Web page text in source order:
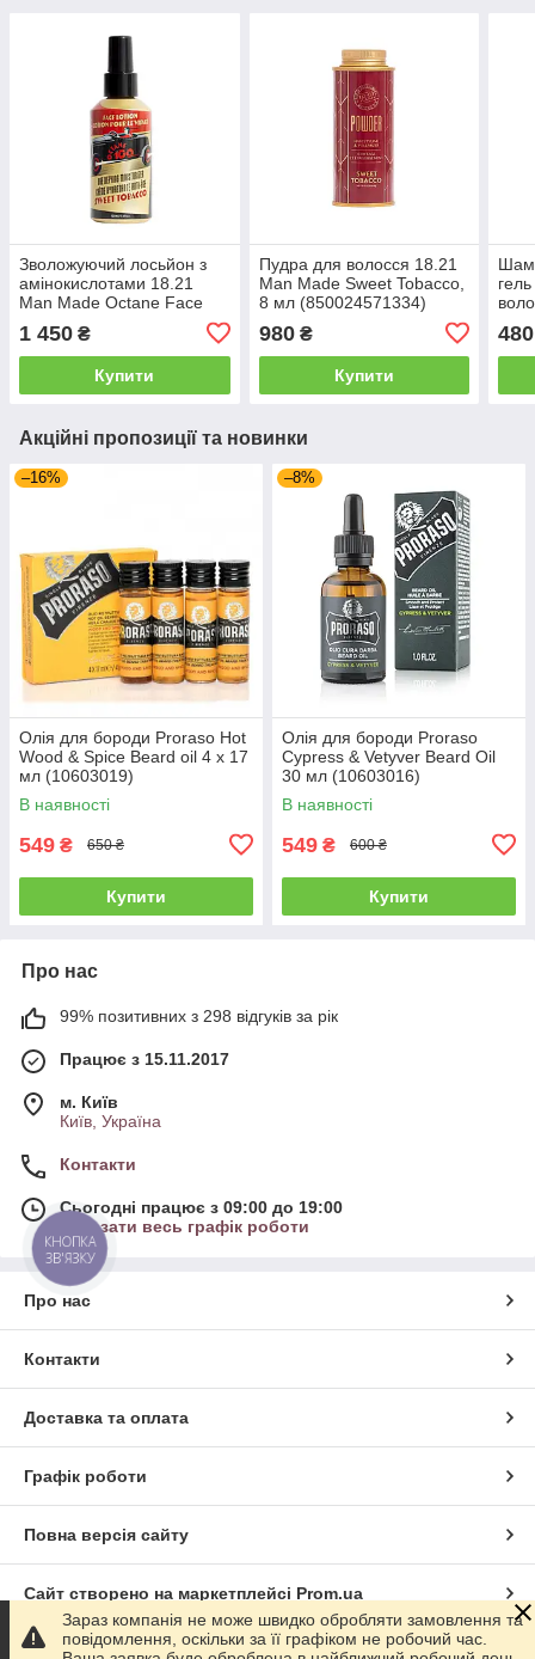
Зволожуючий лосьйон з
амінокислотами 18.21
Man Made Octane Face
Lotion Sweet Tobacco, 100
мл ( 850024571044)
1 450 ₴
Купити
Пудра для волосся 18.21
Man Made Sweet Tobacco,
8 мл (850024571334)
980₴
Купити
мл
480
Акційні пропозиції та новинки
–16%
Олія для бороди Proraso Hot
Wood & Spice Beard oil 4 х 17
мл (10603019)
В наявності
549 ₴ 650 ₴
Купити
–8%
Олія для бороди Proraso
Cypress & Vetyver Beard Oil
30 мл (10603016)
В наявності
549 ₴ 600 ₴
Купити
Про нас
99% позитивних з 298 відгуків за рік
Працює з 15.11.2017
м. Київ
Київ, Україна
Контакти
Сьогодні працює з 09:00 до 19:00
Показати весь графік роботи
Про нас
Контакти
Доставка та оплата
Графік роботи
Повна версія сайту
Сайт створено на маркетплейсі Prom.ua
Політика конфіденційності
Зараз компанія не може швидко обробляти замовлення та
повідомлення, оскільки за її графіком не робочий час.
КНОПКА
ЗВ'ЯЗКУ